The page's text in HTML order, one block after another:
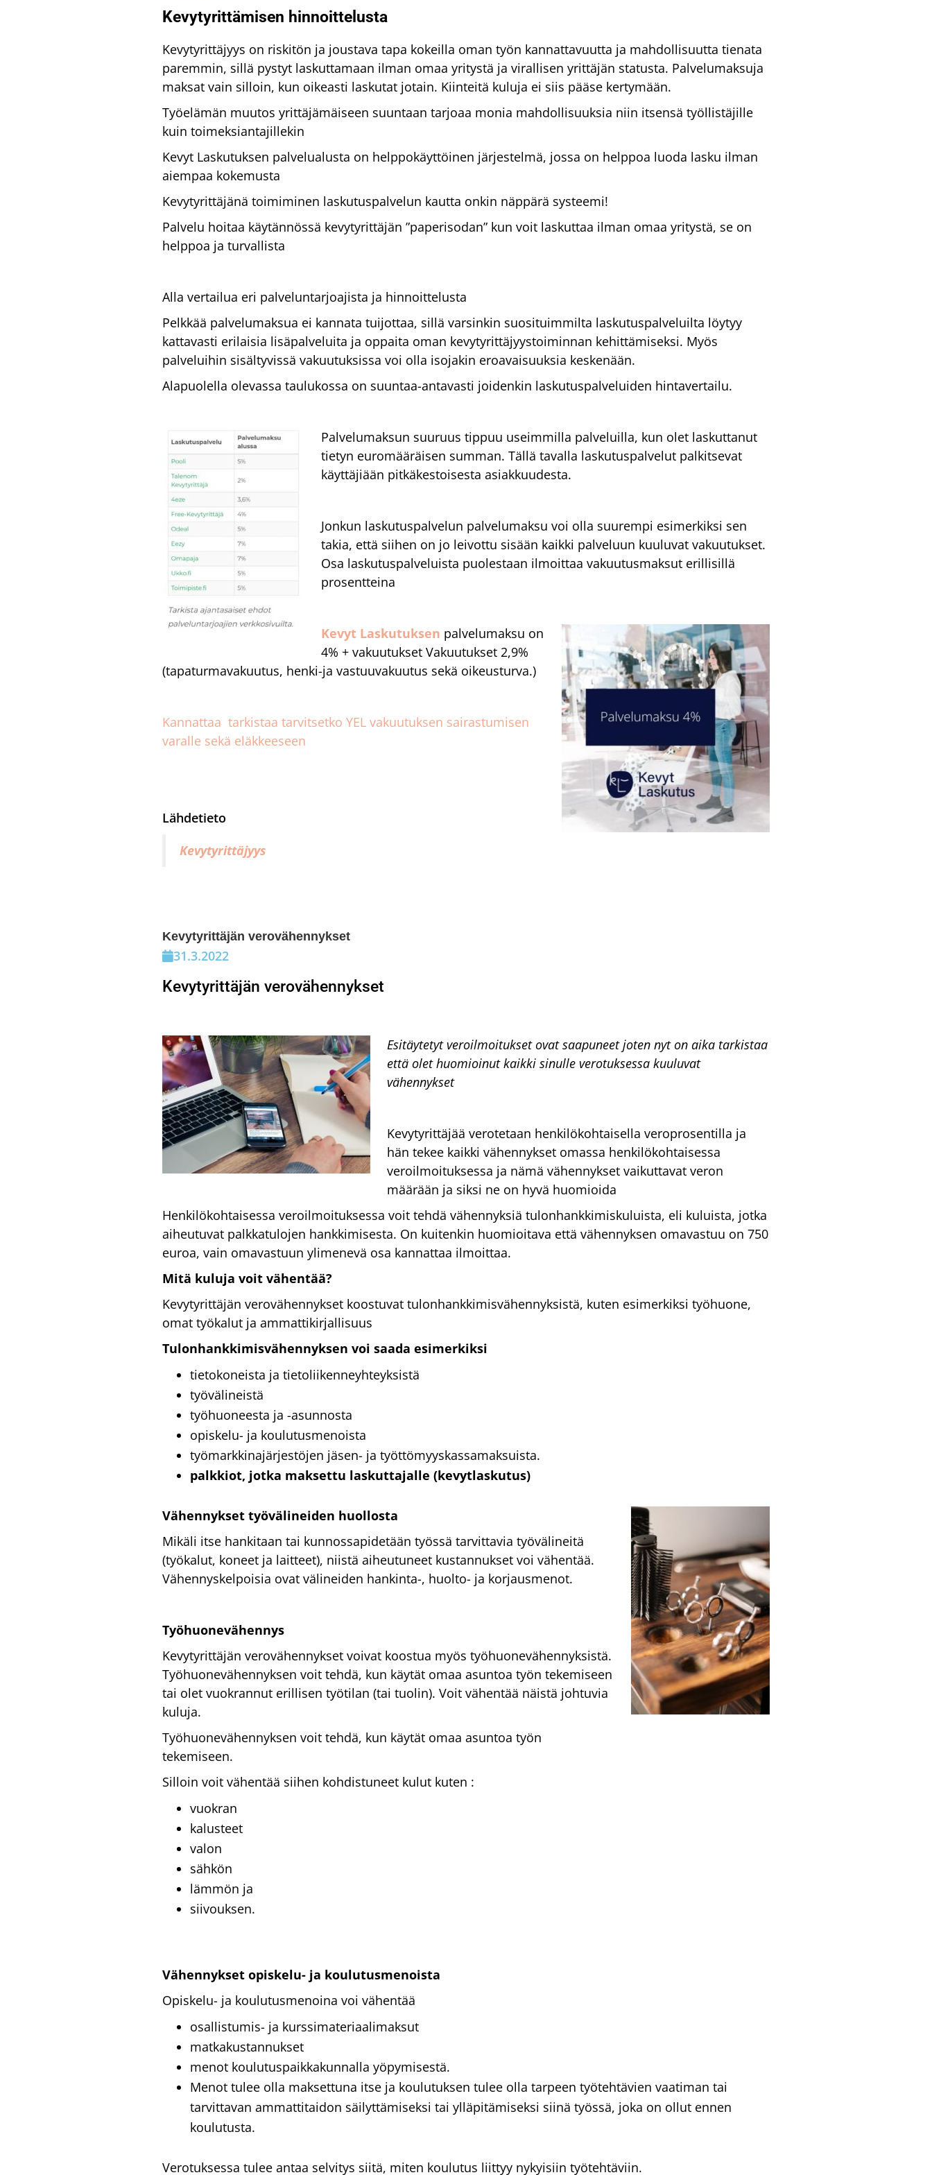
Kevytyrittämisen hinnoittelusta
Kevytyrittäjyys on riskitön ja joustava tapa kokeilla oman työn kannattavuutta ja mahdollisuutta tienata
paremmin, sillä pystyt laskuttamaan ilman omaa yritystä ja virallisen yrittäjän statusta. Palvelumaksuja
maksat vain silloin, kun oikeasti laskutat jotain. Kiinteitä kuluja ei siis pääse kertymään.
Työelämän muutos yrittäjämäiseen suuntaan tarjoaa monia mahdollisuuksia niin itsensä työllistäjille
kuin toimeksiantajillekin
Kevyt Laskutuksen palvelualusta on helppokäyttöinen järjestelmä, jossa on helppoa luoda lasku ilman
aiempaa kokemusta
Kevytyrittäjänä toimiminen laskutuspalvelun kautta onkin näppärä systeemi!
Palvelu hoitaa käytännössä kevytyrittäjän ”paperisodan” kun voit laskuttaa ilman omaa yritystä, se on
helppoa ja turvallista
Alla vertailua eri palveluntarjoajista ja hinnoittelusta
Pelkkää palvelumaksua ei kannata tuijottaa, sillä varsinkin suosituimmilta laskutuspalveluilta löytyy
kattavasti erilaisia lisäpalveluita ja oppaita oman kevytyrittäjyystoiminnan kehittämiseksi. Myös
palveluihin sisältyvissä vakuutuksissa voi olla isojakin eroavaisuuksia keskenään.
Alapuolella olevassa taulukossa on suuntaa-antavasti joidenkin laskutuspalveluiden hintavertailu.
Palvelumaksun suuruus tippuu useimmilla palveluilla, kun olet laskuttanut
tietyn euromääräisen summan. Tällä tavalla laskutuspalvelut palkitsevat
käyttäjiään pitkäkestoisesta asiakkuudesta.
Jonkun laskutuspalvelun palvelumaksu voi olla suurempi esimerkiksi sen
takia, että siihen on jo leivottu sisään kaikki palveluun kuuluvat vakuutukset.
Osa laskutuspalveluista puolestaan ilmoittaa vakuutusmaksut erillisillä
prosentteina
Kevyt Laskutuksen palvelumaksu on
4% + vakuutukset Vakuutukset 2,9%
(tapaturmavakuutus, henki-ja vastuuvakuutus sekä oikeusturva.)
Kannattaa tarkistaa tarvitsetko YEL vakuutuksen sairastumisen
varalle sekä eläkkeeseen
Lähdetieto
Kevytyrittäjyys
Kevytyrittäjän verovähennykset
31.3.2022
Kevytyrittäjän verovähennykset
Esitäytetyt veroilmoitukset ovat saapuneet joten nyt on aika tarkistaa
että olet huomioinut kaikki sinulle verotuksessa kuuluvat
vähennykset
Kevytyrittäjää verotetaan henkilökohtaisella veroprosentilla ja
hän tekee kaikki vähennykset omassa henkilökohtaisessa
veroilmoituksessa ja nämä vähennykset vaikuttavat veron
määrään ja siksi ne on hyvä huomioida
Henkilökohtaisessa veroilmoituksessa voit tehdä vähennyksiä tulonhankkimiskuluista, eli kuluista, jotka
aiheutuvat palkkatulojen hankkimisesta. On kuitenkin huomioitava että vähennyksen omavastuu on 750
euroa, vain omavastuun ylimenevä osa kannattaa ilmoittaa.
Mitä kuluja voit vähentää?
Kevytyrittäjän verovähennykset koostuvat tulonhankkimisvähennyksistä, kuten esimerkiksi työhuone,
omat työkalut ja ammattikirjallisuus
Tulonhankkimisvähennyksen voi saada esimerkiksi
tietokoneista ja tietoliikenneyhteyksistä
työvälineistä
työhuoneesta ja -asunnosta
opiskelu- ja koulutusmenoista
työmarkkinajärjestöjen jäsen- ja työttömyyskassamaksuista.
palkkiot, jotka maksettu laskuttajalle (kevytlaskutus)
Vähennykset työvälineiden huollosta
Mikäli itse hankitaan tai kunnossapidetään työssä tarvittavia työvälineitä
(työkalut, koneet ja laitteet), niistä aiheutuneet kustannukset voi vähentää.
Vähennyskelpoisia ovat välineiden hankinta-, huolto- ja korjausmenot.
Työhuonevähennys
Kevytyrittäjän verovähennykset voivat koostua myös työhuonevähennyksistä.
Työhuonevähennyksen voit tehdä, kun käytät omaa asuntoa työn tekemiseen
tai olet vuokrannut erillisen työtilan (tai tuolin). Voit vähentää näistä johtuvia
kuluja.
Työhuonevähennyksen voit tehdä, kun käytät omaa asuntoa työn
tekemiseen.
Silloin voit vähentää siihen kohdistuneet kulut kuten :
vuokran
kalusteet
valon
sähkön
lämmön ja
siivouksen.
Vähennykset opiskelu- ja koulutusmenoista
Opiskelu- ja koulutusmenoina voi vähentää
osallistumis- ja kurssimateriaalimaksut
matkakustannukset
menot koulutuspaikkakunnalla yöpymisestä.
Menot tulee olla maksettuna itse ja koulutuksen tulee olla tarpeen työtehtävien vaatiman tai
tarvittavan ammattitaidon säilyttämiseksi tai ylläpitämiseksi siinä työssä, joka on ollut ennen
koulutusta.
Verotuksessa tulee antaa selvitys siitä, miten koulutus liittyy nykyisiin työtehtäviin.